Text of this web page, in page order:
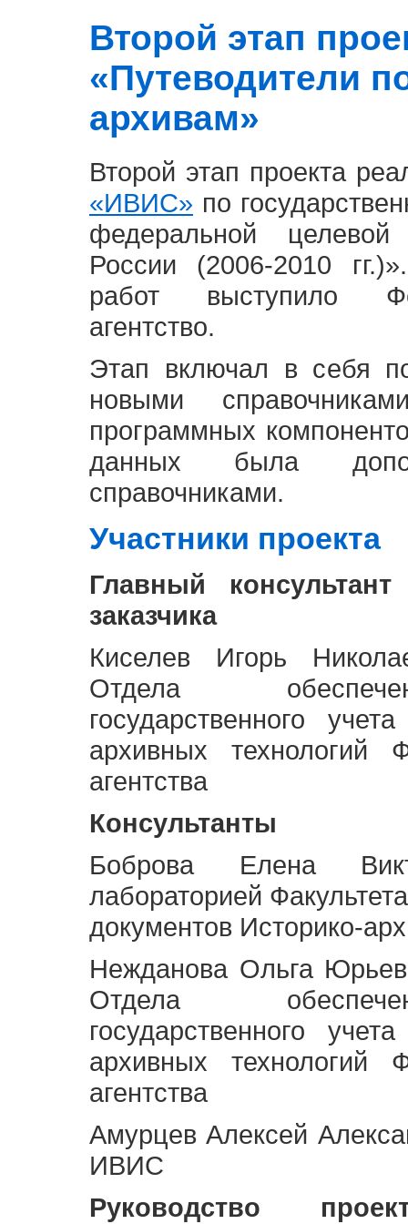
Второй этап
«Путеводители
архивам»
Второй этап проекта
«ИВИС» по
федеральной
России (2006-2010
работ выступило
агентство.
Этап включал в себя
новыми
программных
данных была
справочниками.
Участники проекта
Главный
заказчика
Киселев Игорь
Отдела
государственного
архивных технологий
агентства
Консультанты
Боброва Елена
лабораторией
документов Историко-
Нежданова Ольга
Отдела
государственного
архивных технологий
агентства
Амурцев Алексей
ИВИС
Руководство